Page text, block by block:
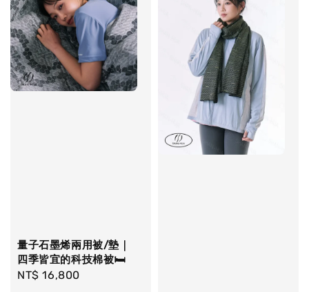
量子石墨烯兩用被/墊｜
四季皆宜的科技棉被🛏️
Regular
NT$ 16,800